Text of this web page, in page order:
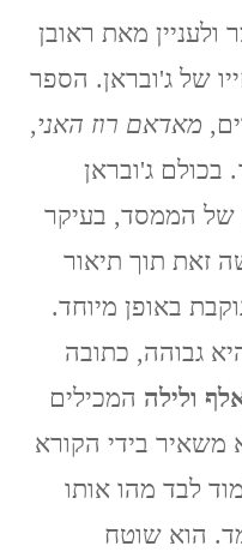
מאת ראובן
של ג'ובראן. הספר
מאדאם רוז האני,
. בכולם ג'ובראן
של הממסד, בעיקר
זאת תוך תיאור
באופן מיוחד.
גבוהה, כתובה
ולילה המכילים
משאיר בידי הקורא
לבד מהו אותו
הוא שוטח